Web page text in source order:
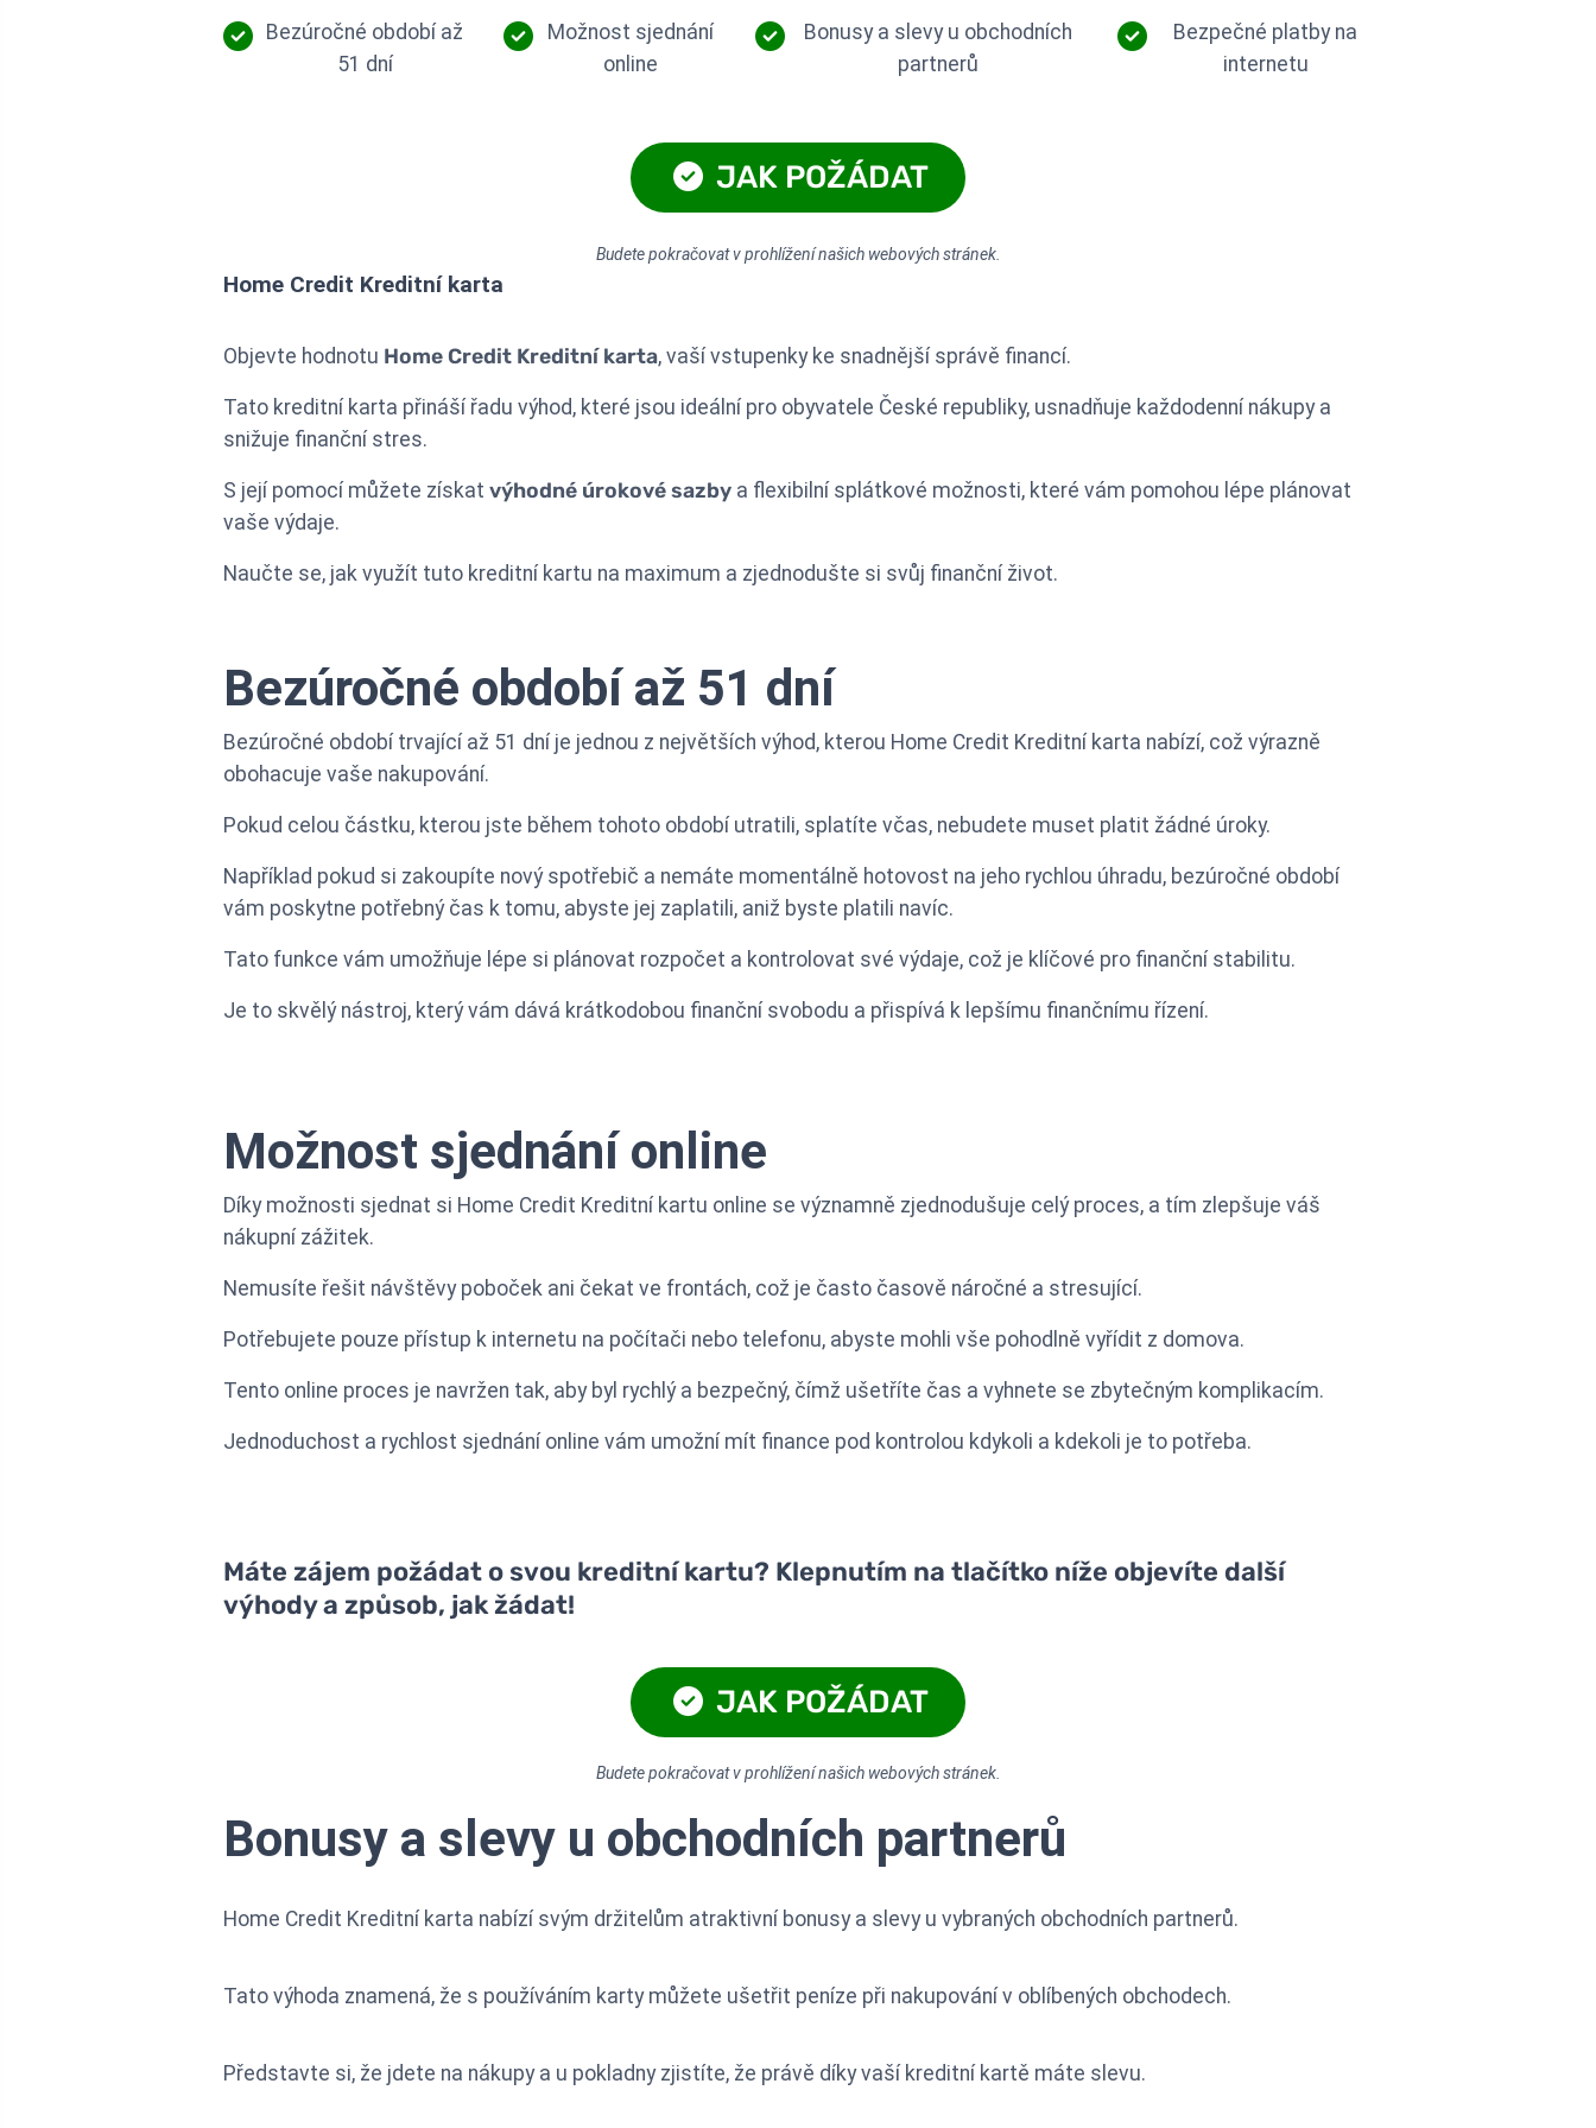
Bezúročné období až
51 dní
Možnost sjednání
online
Bonusy a slevy u obchodních
partnerů
Bezpečné platby na
internetu
JAK POŽÁDAT
Budete pokračovat v prohlížení našich webových stránek.
Home Credit Kreditní karta
Objevte hodnotu Home Credit Kreditní karta, vaší vstupenky ke snadnější správě financí.
Tato kreditní karta přináší řadu výhod, které jsou ideální pro obyvatele České republiky, usnadňuje každodenní nákupy a
snižuje finanční stres.
S její pomocí můžete získat výhodné úrokové sazby a flexibilní splátkové možnosti, které vám pomohou lépe plánovat
vaše výdaje.
Naučte se, jak využít tuto kreditní kartu na maximum a zjednodušte si svůj finanční život.
Bezúročné období až 51 dní
Bezúročné období trvající až 51 dní je jednou z největších výhod, kterou Home Credit Kreditní karta nabízí, což výrazně
obohacuje vaše nakupování.
Pokud celou částku, kterou jste během tohoto období utratili, splatíte včas, nebudete muset platit žádné úroky.
Například pokud si zakoupíte nový spotřebič a nemáte momentálně hotovost na jeho rychlou úhradu, bezúročné období
vám poskytne potřebný čas k tomu, abyste jej zaplatili, aniž byste platili navíc.
Tato funkce vám umožňuje lépe si plánovat rozpočet a kontrolovat své výdaje, což je klíčové pro finanční stabilitu.
Je to skvělý nástroj, který vám dává krátkodobou finanční svobodu a přispívá k lepšímu finančnímu řízení.
Možnost sjednání online
Díky možnosti sjednat si Home Credit Kreditní kartu online se významně zjednodušuje celý proces, a tím zlepšuje váš
nákupní zážitek.
Nemusíte řešit návštěvy poboček ani čekat ve frontách, což je často časově náročné a stresující.
Potřebujete pouze přístup k internetu na počítači nebo telefonu, abyste mohli vše pohodlně vyřídit z domova.
Tento online proces je navržen tak, aby byl rychlý a bezpečný, čímž ušetříte čas a vyhnete se zbytečným komplikacím.
Jednoduchost a rychlost sjednání online vám umožní mít finance pod kontrolou kdykoli a kdekoli je to potřeba.
Máte zájem požádat o svou kreditní kartu? Klepnutím na tlačítko níže objevíte další
výhody a způsob, jak žádat!
JAK POŽÁDAT
Budete pokračovat v prohlížení našich webových stránek.
Bonusy a slevy u obchodních partnerů
Home Credit Kreditní karta nabízí svým držitelům atraktivní bonusy a slevy u vybraných obchodních partnerů.
Tato výhoda znamená, že s používáním karty můžete ušetřit peníze při nakupování v oblíbených obchodech.
Představte si, že jdete na nákupy a u pokladny zjistíte, že právě díky vaší kreditní kartě máte slevu.